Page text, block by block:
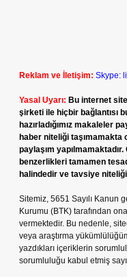
Reklam ve İletişim: Skype:
Yasal Uyarı: Bu internet
şirketi ile hiçbir bağlantısı
hazırladığımız makaleler
haber niteliği
paylaşım
benzerlikleri tamamen
halindedir ve tavsiye
Sitemiz, 5651 Sayılı Kanun
Kurumu (BTK) tarafından
vermektedir. Bu nedenle,
veya araştırma
yazdıkları içeriklerin
sorumluluğu kabul etmiş